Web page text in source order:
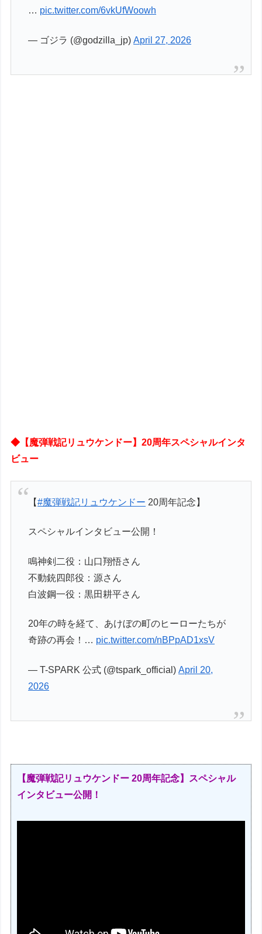
… pic.twitter.com/6vkUfWoowh
— ゴジラ (@godzilla_jp)April 27, 2026
◆【魔弾戦記リュウケンドー】20周年スペシャルインタ
ビュー
【#魔弾戦記リュウケンドー 20周年記念】
スペシャルインタビュー公開！
鳴神剣二役：山口翔悟さん
不動銃四郎役：源さん
白波鋼一役：黒田耕平さん
20年の時を経て、あけぼの町のヒーローたちが
奇跡の再会！… pic.twitter.com/nBPpAD1xsV
— T-SPARK 公式 (@tspark_official)April 20,
2026
【魔弾戦記リュウケンドー 20周年記念】スペシャル
インタビュー公開！